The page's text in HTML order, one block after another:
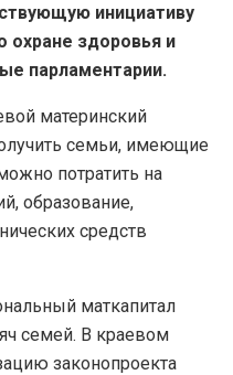
инициативу
охране здоровья и
парламентарии.
материнский
семьи, имеющие
потратить на
образование,
средств
маткапитал
семей. В краевом
законопроекта